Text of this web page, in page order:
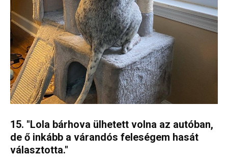
15. "Lola bárhova ülhetett volna az autóban,
de ő inkább a várandós feleségem hasát
választotta."